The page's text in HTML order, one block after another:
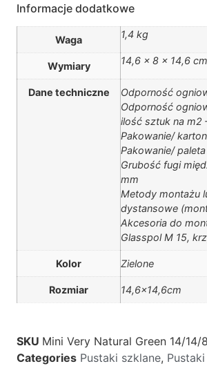
Informacje dodatkowe
Waga 1,4 kg
Wymiary 14,6 × 8 × 14,6 cm
Dane techniczne
Odporność
Odporność
ilość sztuk na m2
Pakowanie/
Pakowanie/
Grubość fugi
mm
Metody montażu
dystansowe
Akcesoria do
Glasspol M 15,
Kolor Zielone
Rozmiar 14,6×14,6cm
SKU Mini Very Natural Green 14/14/8
Categories Pustaki szklane,